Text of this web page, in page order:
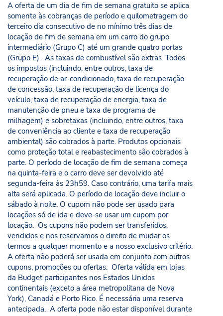
A oferta de um dia de fim de semana gratuito se aplica
somente às cobranças de período e quilometragem do
terceiro dia consecutivo de no mínimo três dias de
locação de fim de semana em um carro do grupo
intermediário (Grupo C) até um grande quatro portas
(Grupo E). As taxas de combustível são extras. Todos
os impostos (incluindo, entre outros, taxa de
recuperação de ar-condicionado, taxa de recuperação
de concessão, taxa de recuperação de licença do
veículo, taxa de recuperação de energia, taxa de
manutenção de pneu e taxa de programa de
milhagem) e sobretaxas (incluindo, entre outros, taxa
de conveniência ao cliente e taxa de recuperação
ambiental) são cobrados à parte. Produtos opcionais
como proteção total e reabastecimento são cobrados à
parte. O período de locação de fim de semana começa
na quinta-feira e o carro deve ser devolvido até
segunda-feira às 23h59. Caso contrário, uma tarifa mais
alta será aplicada. O período de locação deve incluir o
sábado à noite. O cupom não pode ser usado para
locações só de ida e deve-se usar um cupom por
locação. Os cupons não podem ser transferidos,
vendidos e nos reservamos o direito de mudar os
termos a qualquer momento e a nosso exclusivo critério.
A oferta não poderá ser usada em conjunto com outros
cupons, promoções ou ofertas. Oferta válida em lojas
da Budget participantes nos Estados Unidos
continentais (exceto a área metropolitana de Nova
York), Canadá e Porto Rico. É necessária uma reserva
antecipada. A oferta pode não estar disponível durante